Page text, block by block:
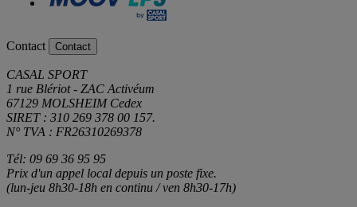
Contact Contact
CASAL SPORT
1 rue Blériot - ZAC Activéum
67129 MOLSHEIM Cedex
SIRET : 310 269 378 00 157.
N° TVA : FR26310269378
Tél: 09 69 36 95 95
Prix d'un appel local depuis un poste fixe.
(lun-jeu 8h30-18h en continu / ven 8h30-17h)